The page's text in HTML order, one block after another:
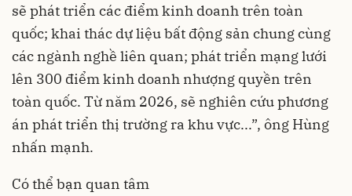
sẽ phát triển các điểm kinh doanh trên toàn
quốc; khai thác dự liệu bất động sản chung cùng
các ngành nghề liên quan; phát triển mạng lưới
lên 300 điểm kinh doanh nhượng quyền trên
toàn quốc. Từ năm 2026, sẽ nghiên cứu phương
án phát triển thị trường ra khu vực...”, ông Hùng
nhấn mạnh.
Có thể bạn quan tâm